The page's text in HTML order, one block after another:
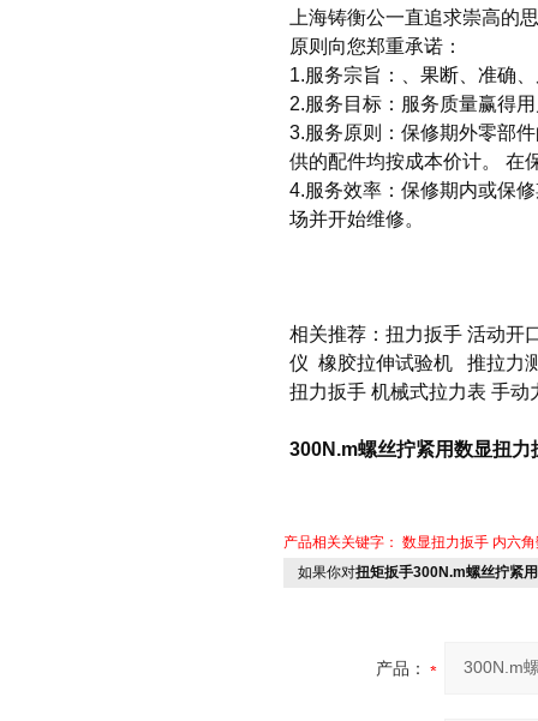
上海铸衡公一直追求崇高的
原则向您郑重承诺：
1.服务宗旨：、果断、准确
2.服务目标：服务质量赢得
3.服务原则：保修期外零部
供的配件均按成本价计。 在
4.服务效率：保修期内或保
场并开始维修。
相关推荐： 扭力扳手 活动开
仪 橡胶拉伸试验机
推拉力
扭力扳手 机械式拉力表 手动
300N.m螺丝拧紧用数显扭力
产品相关关键字： 数显扭力扳手 内六
如果你对扭矩扳手300N.m螺丝拧紧
产品：